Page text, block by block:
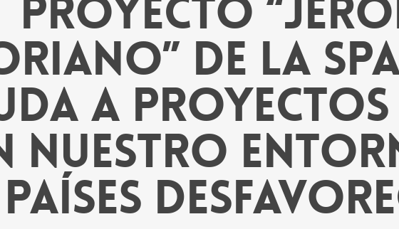
Proyecto
de la
a
nuestro
países